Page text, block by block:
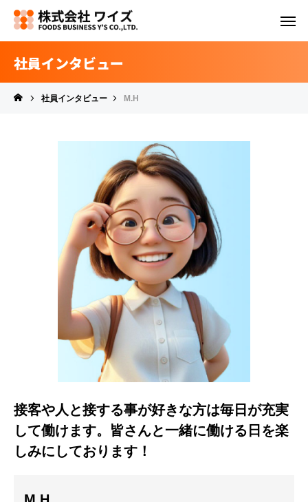
社員インタビュー
社員インタビュー M.H
接客や人と接する事が好きな方は毎日が充実
して働けます。皆さんと一緒に働ける日を楽
しみにしております！